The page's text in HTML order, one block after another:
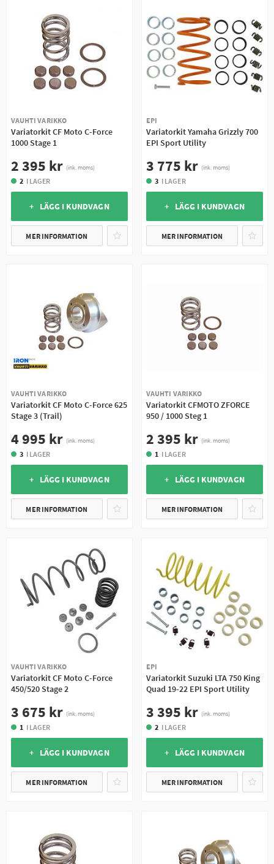
VAUHTI VARIKKO
Variatorkit CF Moto C-Force
1000 Stage 1
2 395 kr (ink. moms)
2 I LAGER
+ LÄGG I KUNDVAGN
MER INFORMATION
EPI
Variatorkit Yamaha Grizzly 700
EPI Sport Utility
3 775 kr (ink. moms)
3 I LAGER
+ LÄGG I KUNDVAGN
MER INFORMATION
VAUHTI VARIKKO
Variatorkit CF Moto C-Force 625
Stage 3 (Trail)
4 995 kr (ink. moms)
3 I LAGER
+ LÄGG I KUNDVAGN
MER INFORMATION
VAUHTI VARIKKO
Variatorkit CFMOTO ZFORCE
950 / 1000 Steg 1
2 395 kr (ink. moms)
1 I LAGER
+ LÄGG I KUNDVAGN
MER INFORMATION
VAUHTI VARIKKO
Variatorkit CF Moto C-Force
450/520 Stage 2
3 675 kr (ink. moms)
1 I LAGER
+ LÄGG I KUNDVAGN
MER INFORMATION
EPI
Variatorkit Suzuki LTA 750 King
Quad 19-22 EPI Sport Utility
3 395 kr (ink. moms)
2 I LAGER
+ LÄGG I KUNDVAGN
MER INFORMATION